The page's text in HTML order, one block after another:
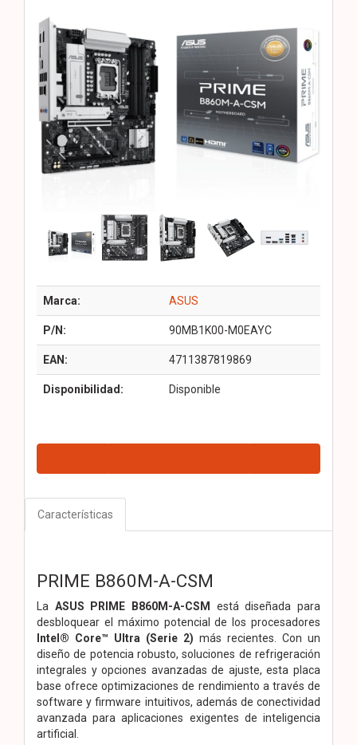
Marca: ASUS
P/N: 90MB1K00-M0EAYC
EAN: 4711387819869
Disponibilidad: Disponible
Características
PRIME B860M-A-CSM
La ASUS PRIME B860M-A-CSM
está diseñada para
desbloquear el máximo potencial de los procesadores
Intel® Core™ Ultra (Serie 2) más recientes. Con un
diseño de potencia robusto, soluciones de refrigeración
integrales y opciones avanzadas de ajuste, esta placa
base ofrece optimizaciones de rendimiento a través de
software y firmware intuitivos, además de conectividad
avanzada para aplicaciones exigentes de inteligencia
artificial.